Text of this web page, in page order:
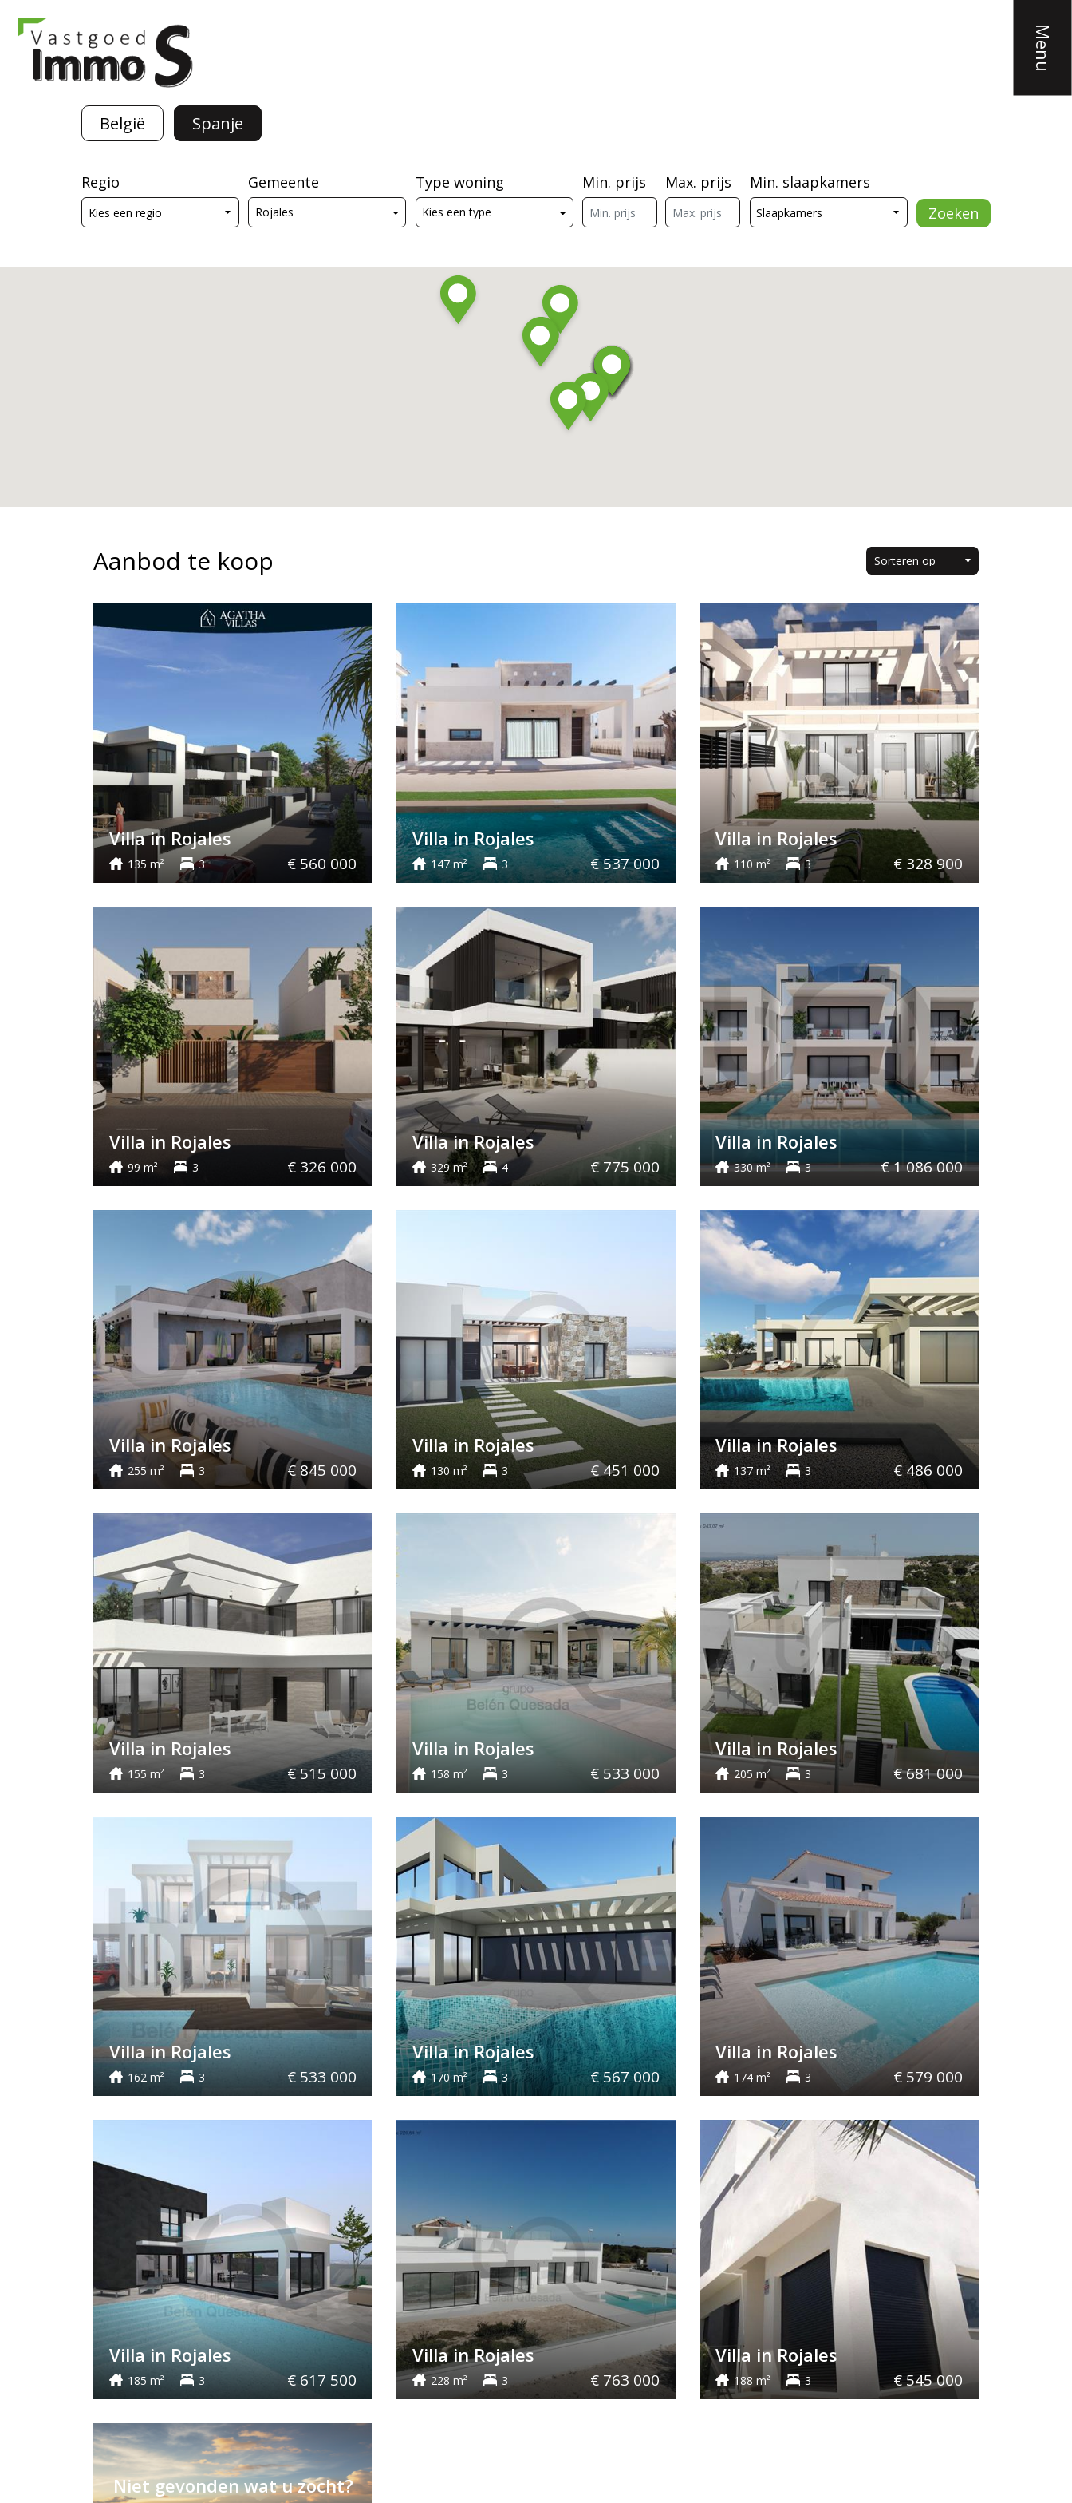
Menu
België Spanje
Regio Gemeente
Rojales
Type woning
Kies een type
Min. prijs Max. prijs
Min. slaapkamers
Zoeken
Aanbod te koop
Villa in Rojales
135 m² 3 € 560 000
Villa in Rojales
147 m² 3 € 537 000
Villa in Rojales
110 m² 3 € 328 900
Villa in Rojales
99 m² 3 € 326 000
Villa in Rojales
329 m² 4 € 775 000
Villa in Rojales
330 m² 3 € 1 086 000
Villa in Rojales
255 m² 3 € 845 000
Villa in Rojales
130 m² 3 € 451 000
Villa in Rojales
137 m² 3 € 486 000
Villa in Rojales
155 m² 3 € 515 000
Villa in Rojales
158 m² 3 € 533 000
Villa in Rojales
205 m² 3 € 681 000
Villa in Rojales
162 m² 3 € 533 000
Villa in Rojales
170 m² 3 € 567 000
Villa in Rojales
174 m² 3 € 579 000
Villa in Rojales
185 m² 3 € 617 500
Villa in Rojales
228 m² 3 € 763 000
Villa in Rojales
188 m² 3 € 545 000
Niet gevonden wat u zocht?